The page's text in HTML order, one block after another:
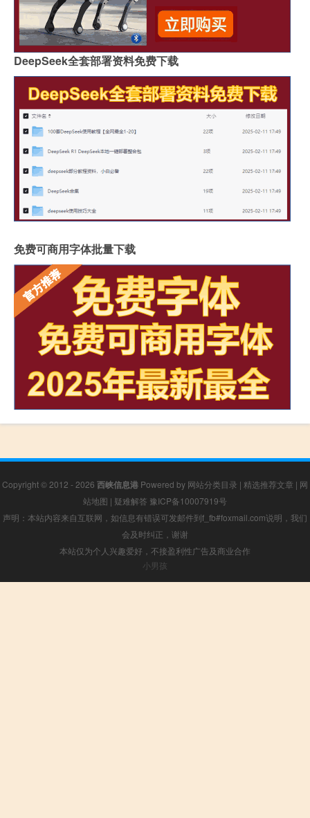
DeepSeek全套部署资料免费下载
免费可商用字体批量下载
Copyright © 2012 - 2026 西峡信息港 Powered by 网站分类目录 | 精选推荐文章 | 网
站地图 | 疑难解答 豫ICP备10007919号
声明：本站内容来自互联网，如信息有错误可发邮件到f_fb#foxmail.com说明，我们
会及时纠正，谢谢
本站仅为个人兴趣爱好，不接盈利性广告及商业合作
小男孩